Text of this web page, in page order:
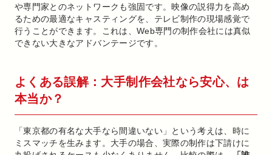
や専門家とのネットワークも強固です。映像の説得力を高め
るための最適なキャスティングを、テレビ制作の現場感覚で
行うことができます。これは、Web専門の制作会社には真似
できない大きなアドバンテージです。
よくある誤解：大手制作会社なら安心、は
本当か？
「東京都の有名な大手なら間違いない」という考えは、時に
ミスマッチを生みます。大手の場合、実際の制作は下請けに